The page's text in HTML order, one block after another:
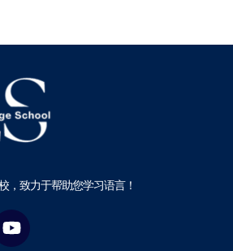
，致力于帮助您学习语言！
Y
o